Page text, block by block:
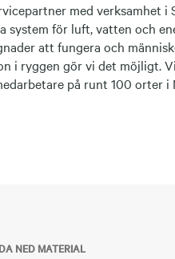
med verksamhet i
för luft, vatten och
att fungera och
i ryggen gör vi det möjligt.
på runt 100 orter i
NED MATERIAL